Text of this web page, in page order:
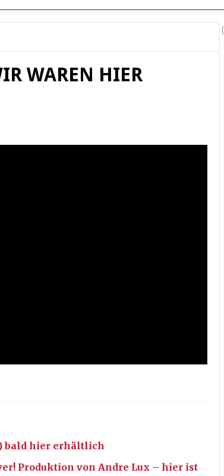
WAREN HIER
bald hier erhältlich
Produktion von Andre Lux – hier ist